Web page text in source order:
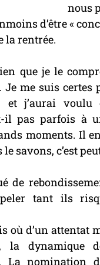
nous
d’être «
la rentrée.
que je le
me suis certes
et j’aurai
il pas parfois à
moments. Il
savons, c’est
de
tant ils
où d’un attentat
la dynamique
La nomination